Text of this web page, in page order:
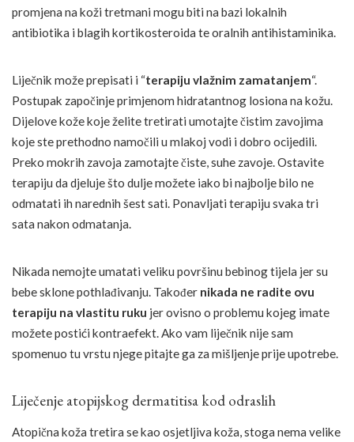
promjena na koži tretmani mogu biti na bazi lokalnih
antibiotika i blagih kortikosteroida te oralnih antihistaminika.
Liječnik može prepisati i “terapiju vlažnim zamatanjem“.
Postupak započinje primjenom hidratantnog losiona na kožu.
Dijelove kože koje želite tretirati umotajte čistim zavojima
koje ste prethodno namočili u mlakoj vodi i dobro ocijedili.
Preko mokrih zavoja zamotajte čiste, suhe zavoje. Ostavite
terapiju da djeluje što dulje možete iako bi najbolje bilo ne
odmatati ih narednih šest sati. Ponavljati terapiju svaka tri
sata nakon odmatanja.
Nikada nemojte umatati veliku površinu bebinog tijela jer su
bebe sklone pothlađivanju. Također nikada ne radite ovu
terapiju na vlastitu ruku jer ovisno o problemu kojeg imate
možete postići kontraefekt. Ako vam liječnik nije sam
spomenuo tu vrstu njege pitajte ga za mišljenje prije upotrebe.
Liječenje atopijskog dermatitisa kod odraslih
Atopična koža tretira se kao osjetljiva koža, stoga nema velike